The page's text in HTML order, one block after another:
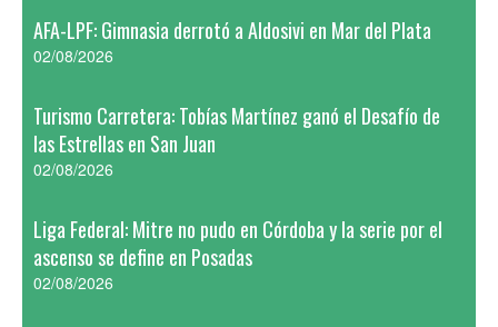
AFA-LPF: Gimnasia derrotó a Aldosivi en Mar del Plata
02/08/2026
Turismo Carretera: Tobías Martínez ganó el Desafío de
las Estrellas en San Juan
02/08/2026
Liga Federal: Mitre no pudo en Córdoba y la serie por el
ascenso se define en Posadas
02/08/2026